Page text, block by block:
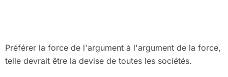
Préférer la force de l'argument à l'argument de la force,
telle devrait être la devise de toutes les sociétés.